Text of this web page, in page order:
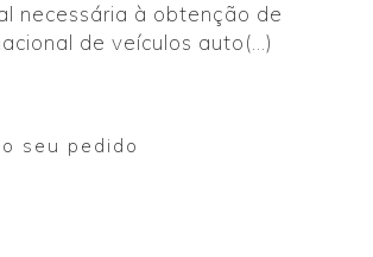
necessária à obtenção de
de veículos auto(...)
o seu pedido